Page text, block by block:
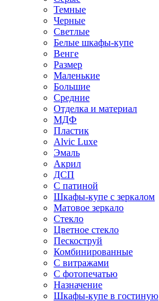
Темные
Черные
Светлые
Белые шкафы-купе
Венге
Размер
Маленькие
Большие
Средние
Отделка и материал
МДФ
Пластик
Alvic Luxe
Эмаль
Акрил
ДСП
С патиной
Шкафы-купе с зеркалом
Матовое зеркало
Стекло
Цветное стекло
Пескоструй
Комбинированные
С витражами
С фотопечатью
Назначение
Шкафы-купе в гостиную